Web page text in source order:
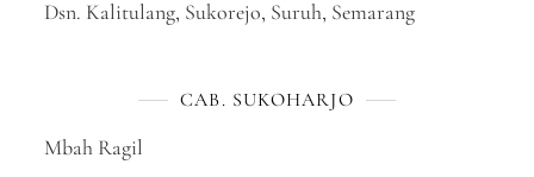
Dsn. Kalitulang, Sukorejo, Suruh, Semarang
CAB. SUKOHARJO
Mbah Ragil